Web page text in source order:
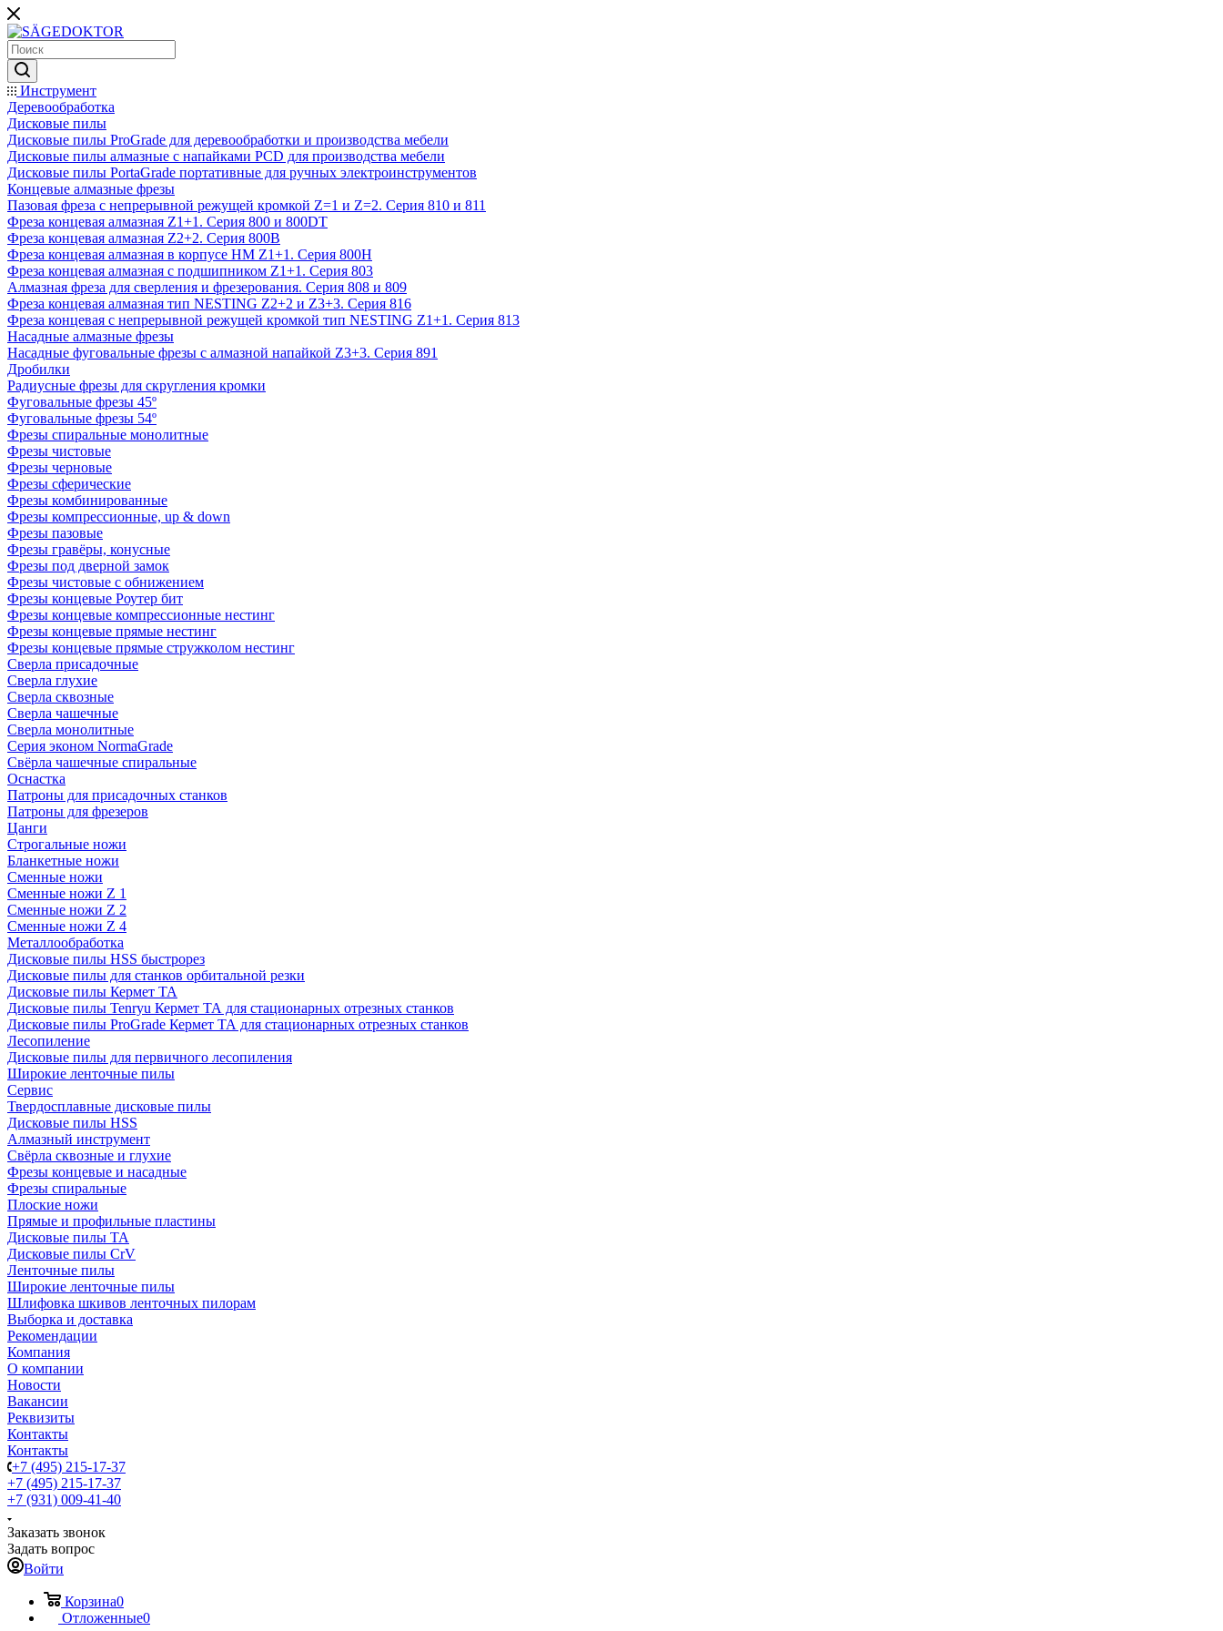
Инструмент
Деревообработка
Дисковые пилы
Дисковые пилы ProGrade для деревообработки и производства мебели
Дисковые пилы алмазные с напайками PCD для производства мебели
Дисковые пилы PortaGrade портативные для ручных электроинструментов
Концевые алмазные фрезы
Пазовая фреза с непрерывной режущей кромкой Z=1 и Z=2. Серия 810 и 811
Фреза концевая алмазная Z1+1. Серия 800 и 800DT
Фреза концевая алмазная Z2+2. Серия 800B
Фреза концевая алмазная в корпусе НМ Z1+1. Серия 800H
Фреза концевая алмазная с подшипником Z1+1. Серия 803
Алмазная фреза для сверления и фрезерования. Серия 808 и 809
Фреза концевая алмазная тип NESTING Z2+2 и Z3+3. Серия 816
Фреза концевая с непрерывной режущей кромкой тип NESTING Z1+1. Серия 813
Насадные алмазные фрезы
Насадные фуговальные фрезы с алмазной напайкой Z3+3. Серия 891
Дробилки
Радиусные фрезы для скругления кромки
Фуговальные фрезы 45º
Фуговальные фрезы 54º
Фрезы спиральные монолитные
Фрезы чистовые
Фрезы черновые
Фрезы сферические
Фрезы комбинированные
Фрезы компрессионные, up & down
Фрезы пазовые
Фрезы гравёры, конусные
Фрезы под дверной замок
Фрезы чистовые с обнижением
Фрезы концевые Роутер бит
Фрезы концевые компрессионные нестинг
Фрезы концевые прямые нестинг
Фрезы концевые прямые стружколом нестинг
Сверла присадочные
Сверла глухие
Сверла сквозные
Сверла чашечные
Сверла монолитные
Серия эконом NormaGrade
Свёрла чашечные спиральные
Оснастка
Патроны для присадочных станков
Патроны для фрезеров
Цанги
Строгальные ножи
Бланкетные ножи
Сменные ножи
Сменные ножи Z 1
Сменные ножи Z 2
Сменные ножи Z 4
Металлообработка
Дисковые пилы HSS быстрорез
Дисковые пилы для станков орбитальной резки
Дисковые пилы Кермет ТА
Дисковые пилы Tenryu Кермет ТА для стационарных отрезных станков
Дисковые пилы ProGrade Кермет ТА для стационарных отрезных станков
Лесопиление
Дисковые пилы для первичного лесопиления
Широкие ленточные пилы
Сервис
Твердосплавные дисковые пилы
Дисковые пилы HSS
Алмазный инструмент
Свёрла сквозные и глухие
Фрезы концевые и насадные
Фрезы спиральные
Плоские ножи
Прямые и профильные пластины
Дисковые пилы TA
Дисковые пилы CrV
Ленточные пилы
Широкие ленточные пилы
Шлифовка шкивов ленточных пилорам
Выборка и доставка
Рекомендации
Компания
О компании
Новости
Вакансии
Реквизиты
Контакты
Контакты
+7 (495) 215-17-37
+7 (495) 215-17-37
+7 (931) 009-41-40
Заказать звонок
Задать вопрос
Войти
Корзина0
Отложенные0